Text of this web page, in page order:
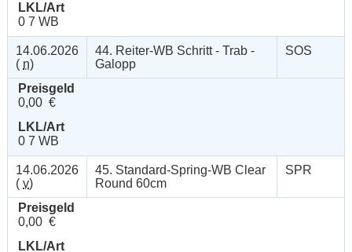
LKL/Art
0 7 WB
14.06.2026
( n)
44. Reiter-WB Schritt - Trab -
Galopp
SOS
Preisgeld
0,00 €
LKL/Art
0 7 WB
14.06.2026
( v)
45. Standard-Spring-WB Clear
Round 60cm
SPR
Preisgeld
0,00 €
LKL/Art